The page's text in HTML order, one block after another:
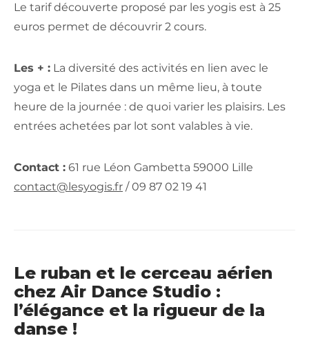
Le tarif découverte proposé par les yogis est à 25
euros permet de découvrir 2 cours.
Les + : La diversité des activités en lien avec le
yoga et le Pilates dans un même lieu, à toute
heure de la journée : de quoi varier les plaisirs. Les
entrées achetées par lot sont valables à vie.
Contact : 61 rue Léon Gambetta 59000 Lille
contact@lesyogis.fr / 09 87 02 19 41
Le ruban et le cerceau aérien
chez Air Dance Studio :
l’élégance et la rigueur de la
danse !